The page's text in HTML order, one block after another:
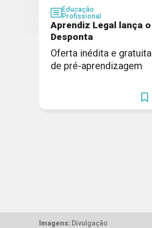
Educação
Profissional
Aprendiz Legal lança o
Desponta
Oferta inédita e gratuita
de pré-aprendizagem
Imagens: Divulgação